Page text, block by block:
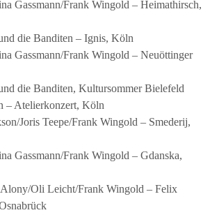
Gassmann/Frank Wingold – Heimathirsch,
die Banditen – Ignis, Köln
Gassmann/Frank Wingold – Neuöttinger
die Banditen, Kultursommer Bielefeld
– Atelierkonzert, Köln
Joris Teepe/Frank Wingold – Smederij,
Gassmann/Frank Wingold – Gdanska,
Oli Leicht/Frank Wingold – Felix